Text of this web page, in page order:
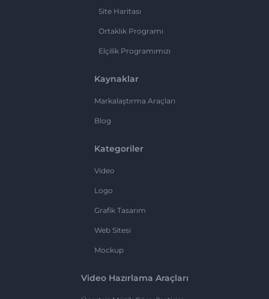
Site Haritası
Ortaklık Programı
Elçilik Programımızı
Kaynaklar
Markalaştırma Araçları
Blog
Kategoriler
Video
Logo
Grafik Tasarım
Web Sitesi
Mockup
Video Hazırlama Araçları